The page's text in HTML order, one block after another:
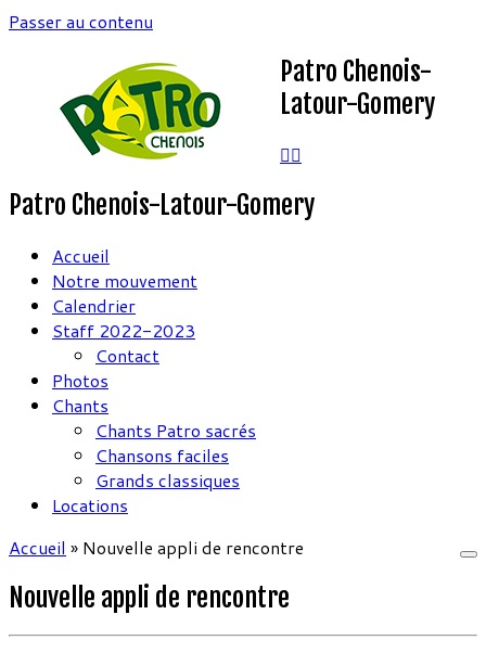
Passer au contenu
Patro Chenois-
Latour-Gomery
Patro Chenois-Latour-Gomery
Accueil
Notre mouvement
Calendrier
Staff 2022-2023
Contact
Photos
Chants
Chants Patro sacrés
Chansons faciles
Grands classiques
Locations
Accueil » Nouvelle appli de rencontre
Nouvelle appli de rencontre